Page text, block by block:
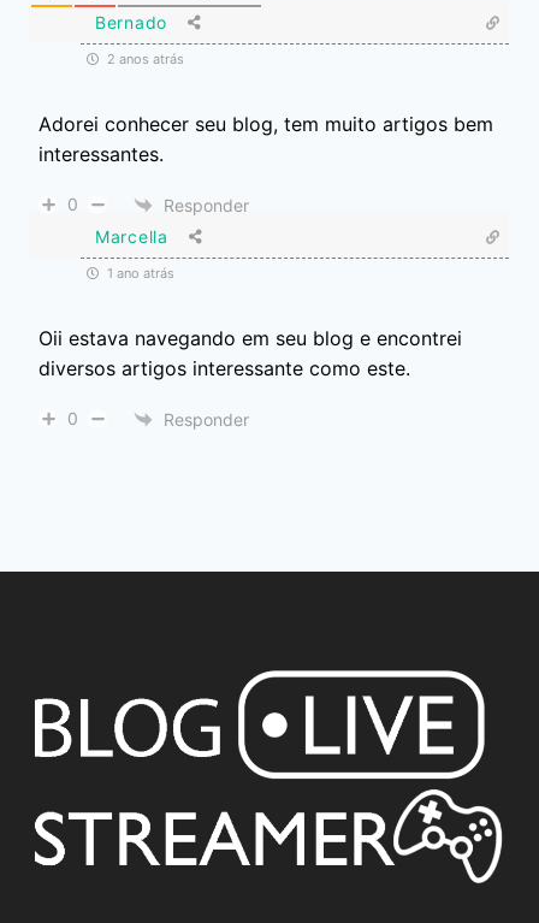
Bernado
2 anos atrás
Adorei conhecer seu blog, tem muito artigos bem
interessantes.
0
Responder
Marcella
1 ano atrás
Oii estava navegando em seu blog e encontrei
diversos artigos interessante como este.
0 Responder